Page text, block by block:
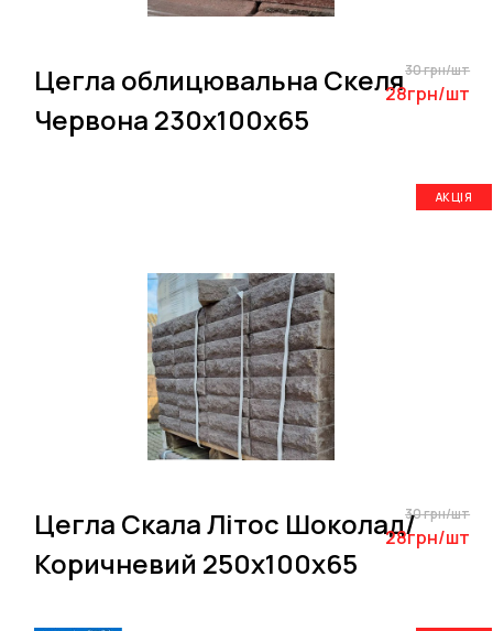
Цегла облицювальна Скеля
Червона 230х100х65
30 грн/шт
28грн/шт
АКЦІЯ
Цегла Скала Літос Шоколад/
Коричневий 250х100х65
30 грн/шт
28грн/шт